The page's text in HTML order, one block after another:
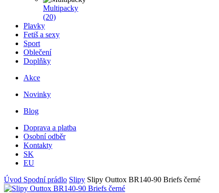
Multipacky
(20)
Plavky
Fetiš a sexy
Sport
Oblečení
Doplňky
Akce
Novinky
Blog
Doprava a platba
Osobní odběr
Kontakty
SK
EU
Úvod Spodní prádlo Slipy Slipy Outtox BR140-90 Briefs černé